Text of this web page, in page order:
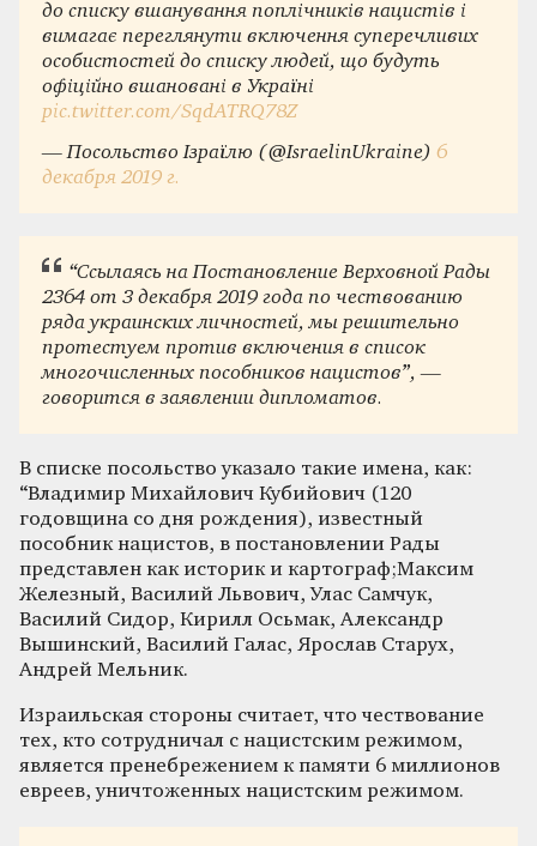
до списку вшанування поплічників нацистів і
вимагає переглянути включення суперечливих
особистостей до списку людей, що будуть
офіційно вшановані в Україні
pic.twitter.com/SqdATRQ78Z
— Посольство Ізраїлю (@IsraelinUkraine)6
декабря 2019 г.
“Ссылаясь на Постановление Верховной Рады
2364 от 3 декабря 2019 года по чествованию
ряда украинских личностей, мы решительно
протестуем против включения в список
многочисленных пособников нацистов”, —
говорится в заявлении дипломатов.
В списке посольство указало такие имена, как:
“Владимир Михайлович Кубийович (120
годовщина со дня рождения), известный
пособник нацистов, в постановлении Рады
представлен как историк и картограф;Максим
Железный, Василий Львович, Улас Самчук,
Василий Сидор, Кирилл Осьмак, Александр
Вышинский, Василий Галас, Ярослав Старух,
Андрей Мельник.
Израильская стороны считает, что чествование
тех, кто сотрудничал с нацистским режимом,
является пренебрежением к памяти 6 миллионов
евреев, уничтоженных нацистским режимом.